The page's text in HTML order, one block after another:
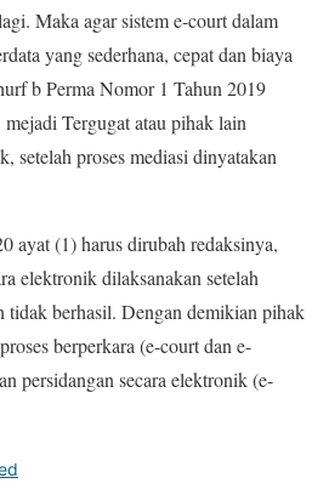
Maka agar sistem e-court dalam
yang sederhana, cepat dan biaya
b Perma Nomor 1 Tahun 2019
Tergugat atau pihak lain
setelah proses mediasi dinyatakan
ayat (1) harus dirubah redaksinya,
elektronik dilaksanakan setelah
tidak berhasil. Dengan demikian pihak
berperkara (e-court dan e-
persidangan secara elektronik (e-